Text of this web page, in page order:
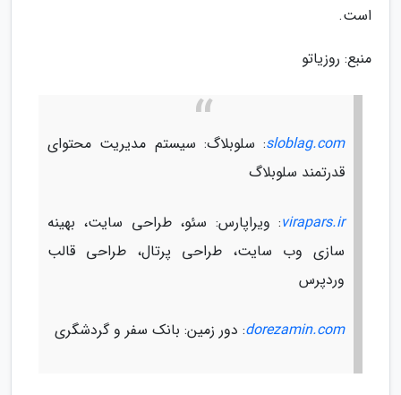
است.
منبع: روزیاتو
sloblag.com: سلوبلاگ: سیستم مدیریت محتوای
قدرتمند سلوبلاگ
virapars.ir: ویراپارس: سئو، طراحی سایت، بهینه
سازی وب سایت، طراحی پرتال، طراحی قالب
وردپرس
dorezamin.com: دور زمین: بانک سفر و گردشگری